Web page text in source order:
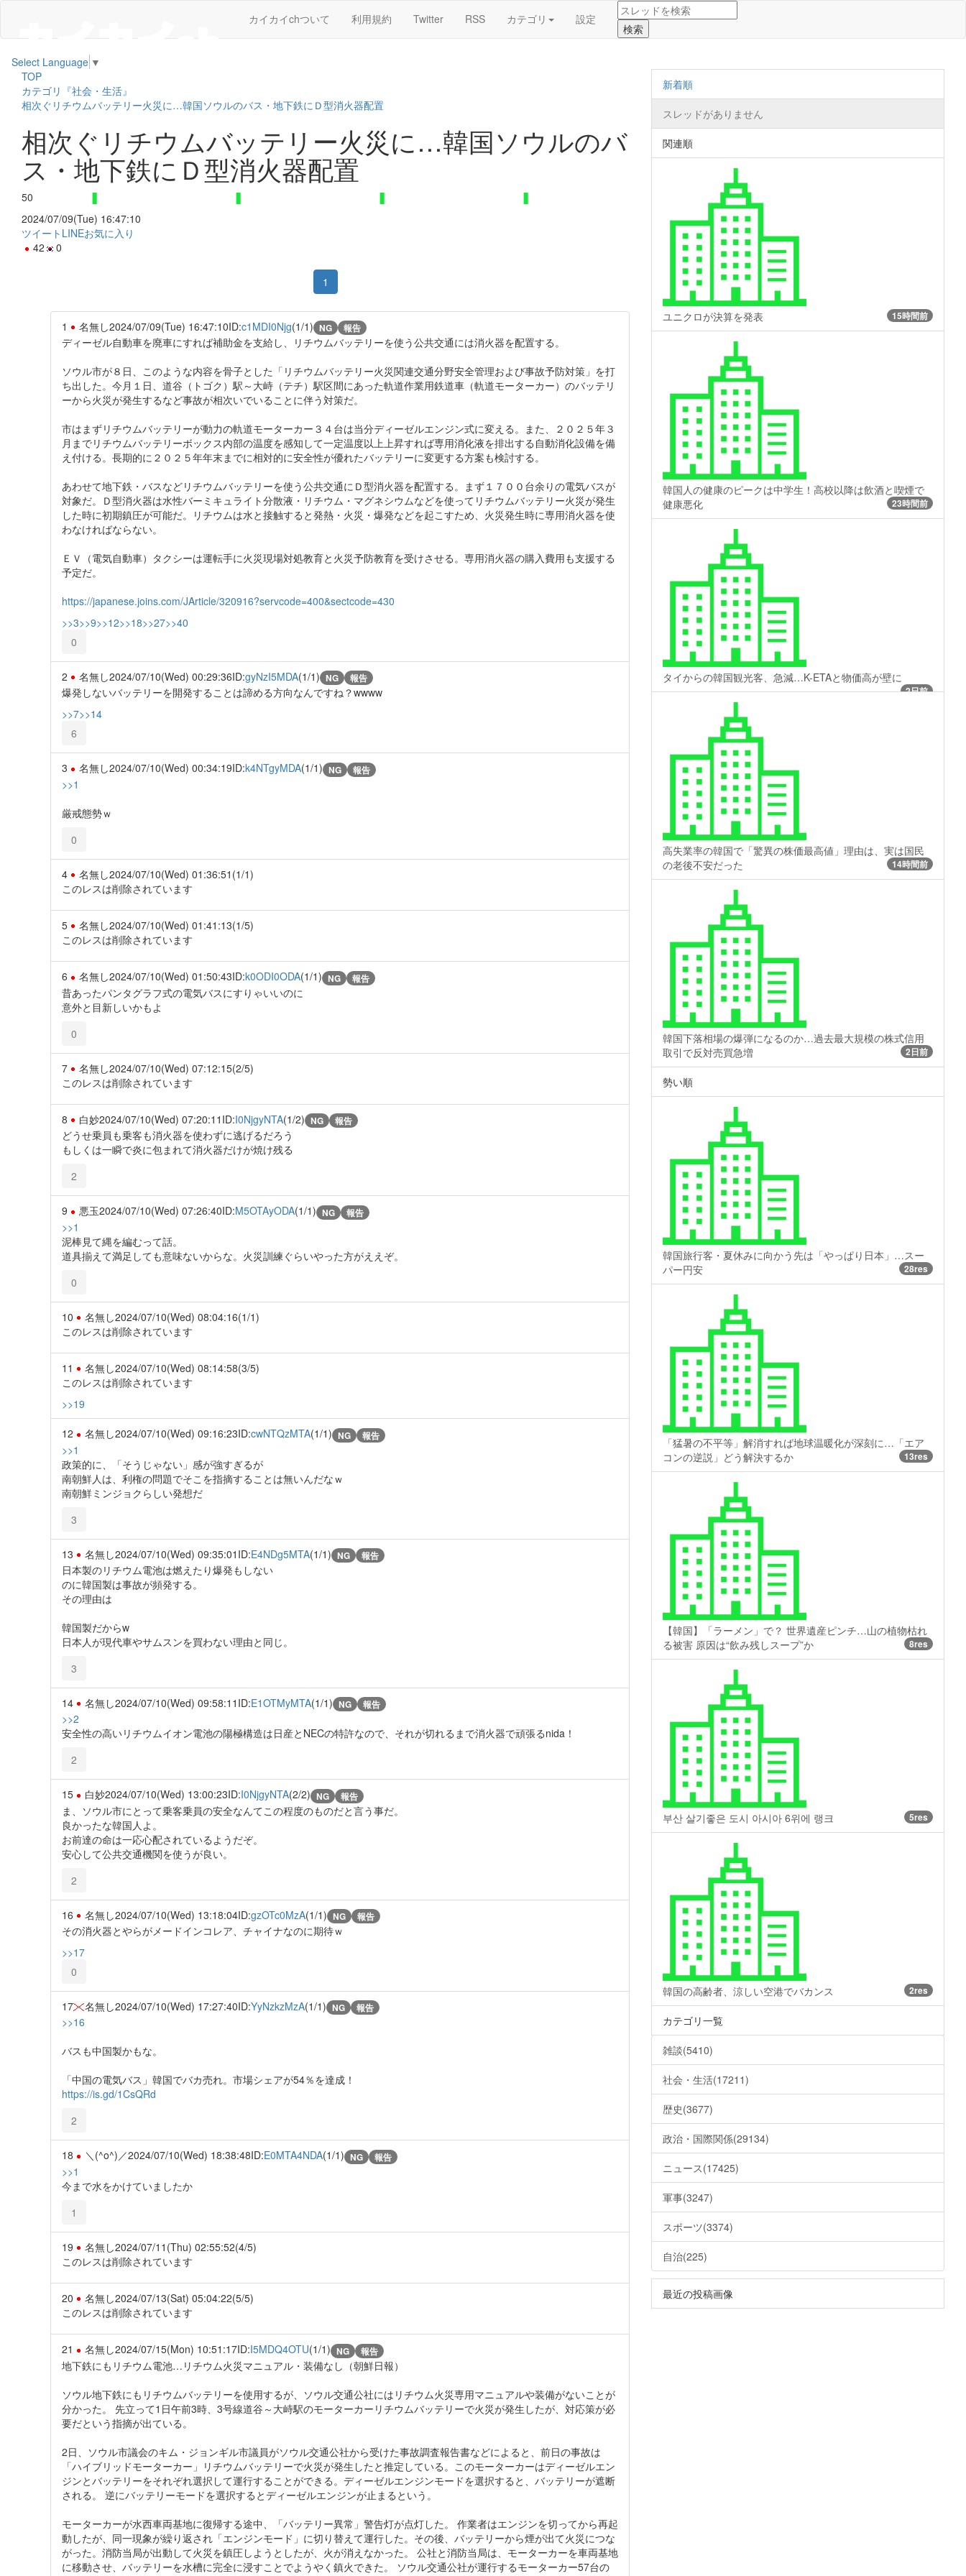
カイカイchついて 利用規約 Twitter RSS カテゴリ 設定
Select Language ▼
TOP
カテゴリ『社会・生活』
相次ぐリチウムバッテリー火災に…韓国ソウルのバス・地下鉄にＤ型消火器配置
相次ぐリチウムバッテリー火災に…韓国ソウルのバ
ス・地下鉄にＤ型消火器配置
50
2024/07/09(Tue) 16:47:10
ツイート LINEお気に入り
42
0
1
1 名無し2024/07/09(Tue) 16:47:10ID:c1MDI0Njg(1/1) NG 報告
ディーゼル自動車を廃車にすれば補助金を支給し、リチウムバッテリーを使う公共交通には消火器を配置する。
ソウル市が８日、このような内容を骨子とした「リチウムバッテリー火災関連交通分野安全管理および事故予防対策」を打
ち出した。今月１日、道谷（トゴク）駅～大峙（テチ）駅区間にあった軌道作業用鉄道車（軌道モーターカー）のバッテリ
ーから火災が発生するなど事故が相次いでいることに伴う対策だ。
市はまずリチウムバッテリーが動力の軌道モーターカー３４台は当分ディーゼルエンジン式に変える。また、２０２５年３
月までリチウムバッテリーボックス内部の温度を感知して一定温度以上上昇すれば専用消化液を排出する自動消化設備を備
え付ける。長期的に２０２５年年末までに相対的に安全性が優れたバッテリーに変更する方案も検討する。
あわせて地下鉄・バスなどリチウムバッテリーを使う公共交通にＤ型消火器を配置する。まず１７００台余りの電気バスが
対象だ。Ｄ型消火器は水性バーミキュライト分散液・リチウム・マグネシウムなどを使ってリチウムバッテリー火災が発生
した時に初期鎮圧が可能だ。リチウムは水と接触すると発熱・火災・爆発などを起こすため、火災発生時に専用消火器を使
わなければならない。
ＥＶ（電気自動車）タクシーは運転手に火災現場対処教育と火災予防教育を受けさせる。専用消火器の購入費用も支援する
予定だ。
https://japanese.joins.com/JArticle/320916?servcode=400&sectcode=430
>>3>>9>>12>>18>>27>>40
0
2 名無し2024/07/10(Wed) 00:29:36ID:gyNzI5MDA(1/1) NG 報告
爆発しないバッテリーを開発することは諦める方向なんですね？wwww
>>7>>14
6
3 名無し2024/07/10(Wed) 00:34:19ID:k4NTgyMDA(1/1) NG 報告
>>1
厳戒態勢ｗ
0
4 名無し2024/07/10(Wed) 01:36:51 (1/1)
このレスは削除されています
5 名無し2024/07/10(Wed) 01:41:13(1/5)
このレスは削除されています
6 名無し2024/07/10(Wed) 01:50:43ID:k0ODI0ODA(1/1) NG 報告
昔あったパンタグラフ式の電気バスにすりゃいいのに
意外と目新しいかもよ
0
7 名無し2024/07/10(Wed) 07:12:15(2/5)
このレスは削除されています
8 白妙2024/07/10(Wed) 07:20:11 ID:I0NjgyNTA(1/2) NG 報告
どうせ乗員も乗客も消火器を使わずに逃げるだろう
もしくは一瞬で炎に包まれて消火器だけが焼け残る
2
9 悪玉2024/07/10(Wed) 07:26:40ID:M5OTAyODA(1/1) NG 報告
>>1
泥棒見て縄を編むって話。
道具揃えて満足しても意味ないからな。火災訓練ぐらいやった方がええぞ。
0
10 名無し2024/07/10(Wed) 08:04:16(1/1)
このレスは削除されています
11 名無し2024/07/10(Wed) 08:14:58(3/5)
このレスは削除されています
>>19
12 名無し2024/07/10(Wed) 09:16:23ID:cwNTQzMTA(1/1) NG 報告
>>1
政策的に、「そうじゃない」感が強すぎるが
南朝鮮人は、利権の問題でそこを指摘することは無いんだなｗ
南朝鮮ミンジョクらしい発想だ
3
13 名無し2024/07/10(Wed) 09:35:01 ID:E4NDg5MTA(1/1) NG 報告
日本製のリチウム電池は燃えたり爆発もしない
のに韓国製は事故が頻発する。
その理由は
韓国製だからw
日本人が現代車やサムスンを買わない理由と同じ。
3
14 名無し2024/07/10(Wed) 09:58:11 ID:E1OTMyMTA(1/1) NG 報告
>>2
安全性の高いリチウムイオン電池の陽極構造は日産とNECの特許なので、それが切れるまで消火器で頑張るnida！
2
15 白妙2024/07/10(Wed) 13:00:23ID:I0NjgyNTA(2/2) NG 報告
ま、ソウル市にとって乗客乗員の安全なんてこの程度のものだと言う事だ。
良かったな韓国人よ。
お前達の命は一応心配されているようだぞ。
安心して公共交通機関を使うが良い。
2
16 名無し2024/07/10(Wed) 13:18:04ID:gzOTc0MzA(1/1) NG 報告
その消火器とやらがメードインコレア、チャイナなのに期待ｗ
>>17
0
17 名無し2024/07/10(Wed) 17:27:40ID:YyNzkzMzA(1/1) NG 報告
>>16
バスも中国製かもな。
「中国の電気バス」韓国でバカ売れ。市場シェアが54％を達成！
https://is.gd/1CsQRd
2
18 ＼(^o^)／2024/07/10(Wed) 18:38:48ID:E0MTA4NDA(1/1) NG 報告
>>1
今まで水をかけていましたか
1
19 名無し2024/07/11(Thu) 02:55:52(4/5)
このレスは削除されています
20 名無し2024/07/13(Sat) 05:04:22(5/5)
このレスは削除されています
21 名無し2024/07/15(Mon) 10:51:17ID:I5MDQ4OTU(1/1) NG 報告
地下鉄にもリチウム電池…リチウム火災マニュアル・装備なし（朝鮮日報）
ソウル地下鉄にもリチウムバッテリーを使用するが、ソウル交通公社にはリチウム火災専用マニュアルや装備がないことが
分かった。 先立って1日午前3時、3号線道谷～大峙駅のモーターカーリチウムバッテリーで火災が発生したが、対応策が必
要だという指摘が出ている。
2日、ソウル市議会のキム・ジョンギル市議員がソウル交通公社から受けた事故調査報告書などによると、前日の事故は
「ハイブリッドモーターカー」リチウムバッテリーで火災が発生したと推定している。このモーターカーはディーゼルエン
ジンとバッテリーをそれぞれ選択して運行することができる。ディーゼルエンジンモードを選択すると、バッテリーが遮断
される。 逆にバッテリーモードを選択するとディーゼルエンジンが止まるという。
モーターカーが水西車両基地に復帰する途中、「バッテリー異常」警告灯が点灯した。 作業者はエンジンを切ってから再起
動したが、同一現象が繰り返され「エンジンモード」に切り替えて運行した。その後、バッテリーから煙が出て火災につな
がった。消防当局が出動して火災を鎮圧しようとしたが、火が消えなかった。 公社と消防当局は、モーターカーを車両基地
に移動させ、バッテリーを水槽に完全に浸すことでようやく鎮火できた。 ソウル交通公社が運行するモーターカー57台の
新着順
スレッドがありません
関連順
ユニクロが決算を発表 15時間前
韓国人の健康のピークは中学生！高校以降は飲酒と喫煙で
健康悪化
23時間前
タイからの韓国観光客、急減…K-ETAと物価高が壁に
2日前
高失業率の韓国で「驚異の株価最高値」理由は、実は国民
の老後不安だった
14時間前
韓国下落相場の爆弾になるのか…過去最大規模の株式信用
取引で反対売買急増
2日前
勢い順
韓国旅行客・夏休みに向かう先は「やっぱり日本」…スー
パー円安
28res
「猛暑の不平等」解消すれば地球温暖化が深刻に…「エア
コンの逆説」どう解決するか
13res
【韓国】「ラーメン」で？ 世界遺産ピンチ…山の植物枯れ
る被害 原因は“飲み残しスープ”か
8res
부산 살기좋은 도시 아시아 6위에 랭크 5res
韓国の高齢者、涼しい空港でバカンス 2res
カテゴリ一覧
雑談(5410)
社会・生活(17211)
歴史(3677)
政治・国際関係(29134)
ニュース(17425)
軍事(3247)
スポーツ(3374)
自治(225)
最近の投稿画像